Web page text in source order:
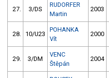
27. 3/DS
RUDORFER
Martin
2003
28. 10/U23
POHANKA
Vít
2000
29. 3/DM
VENC
Štěpán
2004